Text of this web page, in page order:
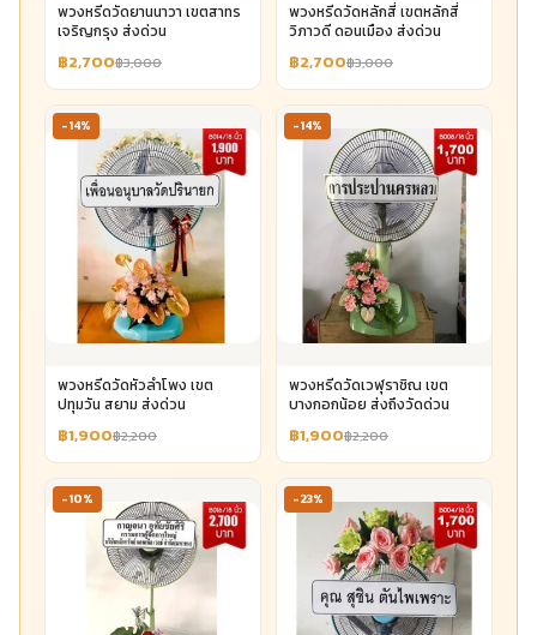
พวงหรีดวัดยานนาวา เขตสาทร
เจริญกรุง ส่งด่วน
฿2,700฿3,000
พวงหรีดวัดหลักสี่ เขตหลักสี่
วิภาวดี ดอนเมือง ส่งด่วน
฿2,700฿3,000
-14%
พวงหรีดวัดหัวลำโพง เขต
ปทุมวัน สยาม ส่งด่วน
฿1,900฿2,200
-14%
พวงหรีดวัดเวฬุราชิณ เขต
บางกอกน้อย ส่งถึงวัดด่วน
฿1,900฿2,200
-10% -23%